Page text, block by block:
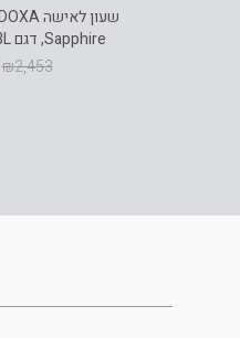
Sapphire, דגם 459.15.053D.04BL
₪2,453